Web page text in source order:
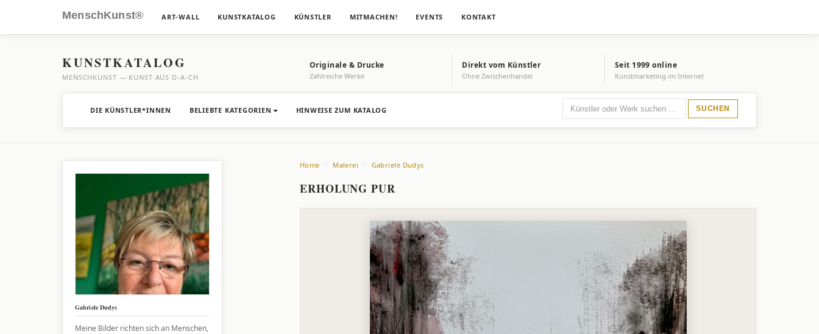
MenschKunst® ART-WALL KUNSTKATALOG KÜNSTLER MITMACHEN! EVENTS KONTAKT
KUNSTKATALOG
MENSCHKUNST — KUNST AUS D-A-CH
Originale & Drucke
Zahlreiche Werke
Direkt vom Künstler
Ohne Zwischenhandel
Seit 1999 online
Kunstmarketing im Internet
DIE KÜNSTLER*INNEN BELIEBTE KATEGORIEN HINWEISE ZUM KATALOG SUCHEN
Gabriele Dudys
Meine Bilder richten sich an Menschen,
Home Malerei Gabriele Dudys
ERHOLUNG PUR